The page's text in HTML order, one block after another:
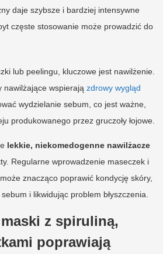
daje szybsze i bardziej intensywne
częste stosowanie może prowadzić do
lub peelingu, kluczowe jest nawilżenie.
nawilżające wspierają zdrowy wygląd
wydzielanie sebum, co jest ważne,
produkowanego przez gruczoły łojowe.
lekkie, niekomedogenne nawilżacze
Regularne wprowadzenie maseczek i
znacząco poprawić kondycję skóry,
i likwidując problem błyszczenia.
z spiruliną,
poprawiają